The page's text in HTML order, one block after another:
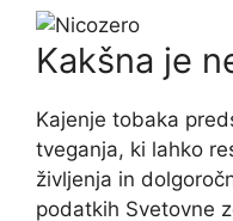
Kakšna je
Kajenje tobaka
tveganja, ki lahko
življenja in
podatkih Svetovne